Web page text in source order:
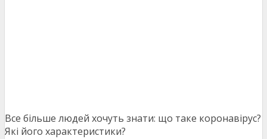
Все більше людей хочуть знати: що таке коронавірус?
Які його характеристики?